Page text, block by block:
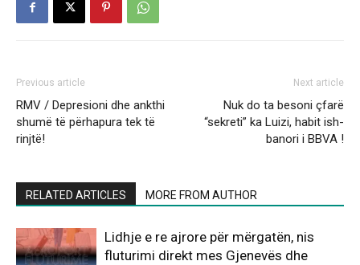
Previous article
RMV / Depresioni dhe ankthi
shumë të përhapura tek të
rinjtë!
Next article
Nuk do ta besoni çfarë
“sekreti” ka Luizi, habit ish-
banori i BBVA !
RELATED ARTICLES MORE FROM AUTHOR
Lidhje e re ajrore për mërgatën, nis
fluturimi direkt mes Gjenevës dhe